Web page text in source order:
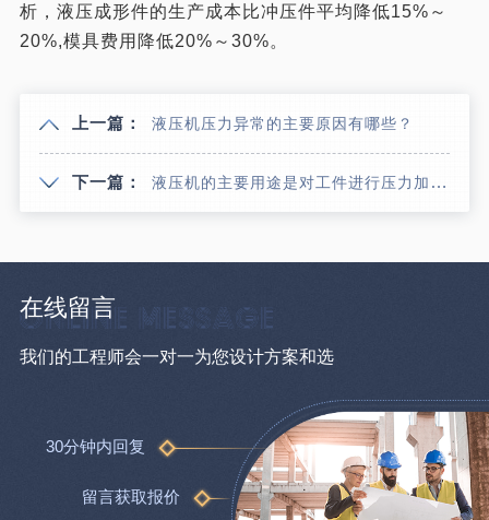
析，液压成形件的生产成本比冲压件平均降低15%～
20%,模具费用降低20%～30%。
上一篇： 液压机压力异常的主要原因有哪些？
下一篇： 液压机的主要用途是对工件进行压力加工
在线留言
我们的工程师会一对一为您设计方案和选
30分钟内回复
留言获取报价